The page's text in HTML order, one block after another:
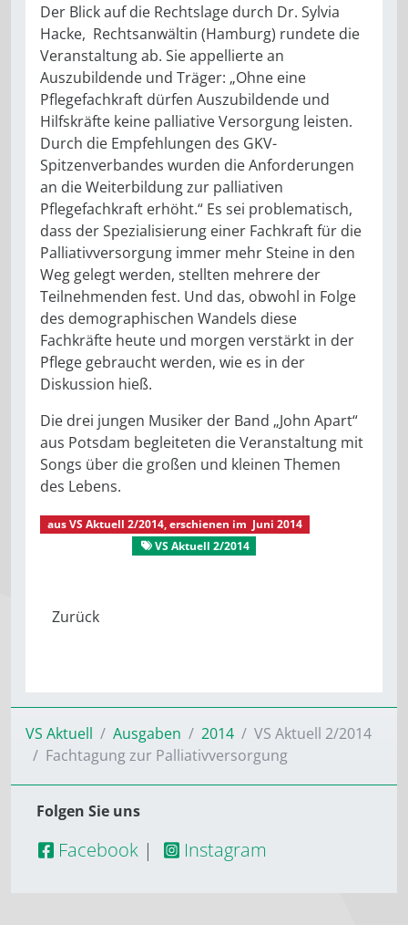
Der Blick auf die Rechtslage durch Dr. Sylvia
Hacke, Rechtsanwältin (Hamburg) rundete die
Veranstaltung ab. Sie appellierte an
Auszubildende und Träger: „Ohne eine
Pflegefachkraft dürfen Auszubildende und
Hilfskräfte keine palliative Versorgung leisten.
Durch die Empfehlungen des GKV-
Spitzenverbandes wurden die Anforderungen
an die Weiterbildung zur palliativen
Pflegefachkraft erhöht.“ Es sei problematisch,
dass der Spezialisierung einer Fachkraft für die
Palliativversorgung immer mehr Steine in den
Weg gelegt werden, stellten mehrere der
Teilnehmenden fest. Und das, obwohl in Folge
des demographischen Wandels diese
Fachkräfte heute und morgen verstärkt in der
Pflege gebraucht werden, wie es in der
Diskussion hieß.
Die drei jungen Musiker der Band „John Apart“
aus Potsdam begleiteten die Veranstaltung mit
Songs über die großen und kleinen Themen
des Lebens.
ausVS Aktuell 2/2014, erschienen im Juni 2014
VS Aktuell 2/2014
VS Aktuell Ausgaben 2014
VS Aktuell 2/2014
Fachtagung zur Palliativversorgung
Folgen Sie uns
Facebook | Instagram